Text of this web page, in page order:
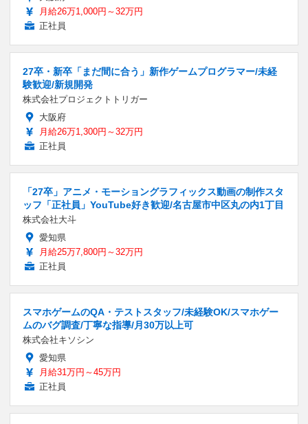
月給26万1,000円～32万円
正社員
27卒・新卒「まだ間に合う」新作ゲームプログラマー/未経
験歓迎/新規開発
株式会社プロジェクトトリガー
大阪府
月給26万1,300円～32万円
正社員
「27卒」アニメ・モーショングラフィックス動画の制作スタ
ッフ「正社員」YouTube好き歓迎/名古屋市中区丸の内1丁目
株式会社大斗
愛知県
月給25万7,800円～32万円
正社員
スマホゲームのQA・テストスタッフ/未経験OK/スマホゲー
ムのバグ調査/丁寧な指導/月30万以上可
株式会社キソシン
愛知県
月給31万円～45万円
正社員